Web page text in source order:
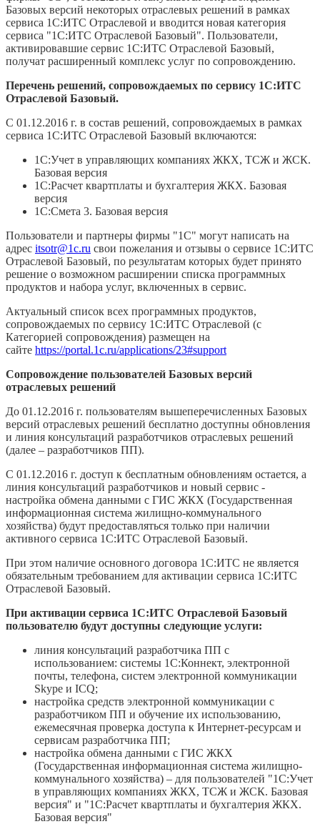
Базовых версий некоторых отраслевых решений в рамках
сервиса 1С:ИТС Отраслевой и вводится новая категория
сервиса "1С:ИТС Отраслевой Базовый". Пользователи,
активировавшие сервис 1С:ИТС Отраслевой Базовый,
получат расширенный комплекс услуг по сопровождению.
Перечень решений, сопровождаемых по сервису 1С:ИТС
Отраслевой Базовый.
С 01.12.2016 г. в состав решений, сопровождаемых в рамках
сервиса 1С:ИТС Отраслевой Базовый включаются:
1С:Учет в управляющих компаниях ЖКХ, ТСЖ и ЖСК.
Базовая версия
1С:Расчет квартплаты и бухгалтерия ЖКХ. Базовая
версия
1С:Смета 3. Базовая версия
Пользователи и партнеры фирмы "1С" могут написать на
адрес itsotr@1c.ru свои пожелания и отзывы о сервисе 1С:ИТС
Отраслевой Базовый, по результатам которых будет принято
решение о возможном расширении списка программных
продуктов и набора услуг, включенных в сервис.
Актуальный список всех программных продуктов,
сопровождаемых по сервису 1С:ИТС Отраслевой (с
Категорией сопровождения) размещен на
сайте https://portal.1c.ru/applications/23#support
Сопровождение пользователей Базовых версий
отраслевых решений
До 01.12.2016 г. пользователям вышеперечисленных Базовых
версий отраслевых решений бесплатно доступны обновления
и линия консультаций разработчиков отраслевых решений
(далее – разработчиков ПП).
С 01.12.2016 г. доступ к бесплатным обновлениям остается, а
линия консультаций разработчиков и новый сервис -
настройка обмена данными с ГИС ЖКХ (Государственная
информационная система жилищно-коммунального
хозяйства) будут предоставляться только при наличии
активного сервиса 1С:ИТС Отраслевой Базовый.
При этом наличие основного договора 1С:ИТС не является
обязательным требованием для активации сервиса 1С:ИТС
Отраслевой Базовый.
При активации сервиса 1С:ИТС Отраслевой Базовый
пользователю будут доступны следующие услуги:
линия консультаций разработчика ПП с
использованием: системы 1С:Коннект, электронной
почты, телефона, систем электронной коммуникации
Skype и ICQ;
настройка средств электронной коммуникации с
разработчиком ПП и обучение их использованию,
ежемесячная проверка доступа к Интернет-ресурсам и
сервисам разработчика ПП;
настройка обмена данными с ГИС ЖКХ
(Государственная информационная система жилищно-
коммунального хозяйства) – для пользователей "1С:Учет
в управляющих компаниях ЖКХ, ТСЖ и ЖСК. Базовая
версия" и "1С:Расчет квартплаты и бухгалтерия ЖКХ.
Базовая версия"